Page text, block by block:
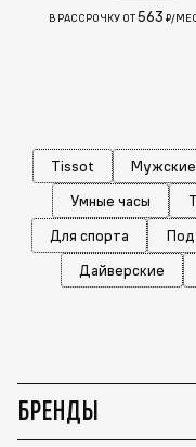
В РАССРОЧКУ ОТ563 ₽/
Tissot Мужские
Умные часы
Для спорта
Дайверские
БРЕНДЫ